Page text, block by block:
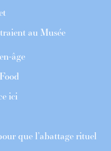
au Musée
âge
ici
que l’abattage rituel